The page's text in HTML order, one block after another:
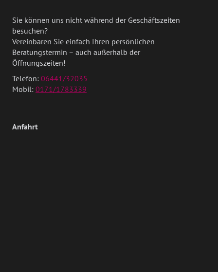
Sie können uns nicht während der Geschäftszeiten
besuchen?
Vereinbaren Sie einfach Ihren persönlichen
Beratungstermin – auch außerhalb der
Öffnungszeiten!
Telefon: 06441/32035
Mobil: 0171/1783339
Anfahrt